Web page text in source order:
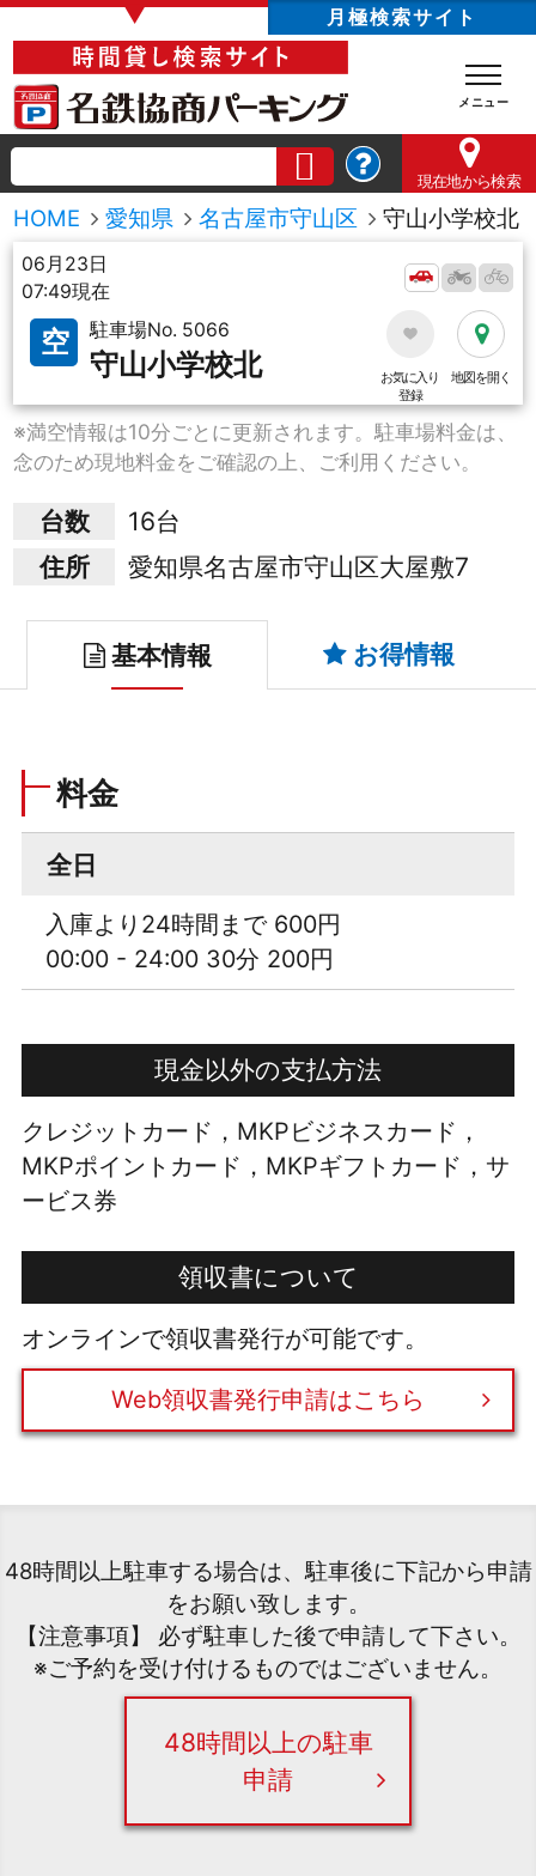
▼ 月極検索サイト
現在地から検索
HOME 愛知県 名古屋市守山区 守山小学校北
06月23日
07:49現在
空 駐車場No. 5066
守山小学校北
お気に入り
登録
地図を開く
※満空情報は10分ごとに更新されます。駐車場料金は、
念のため現地料金をご確認の上、ご利用ください。
台数
16台
住所
愛知県名古屋市守山区大屋敷7
基本情報 お得情報
料金
全日
入庫より24時間まで 600円
00:00 - 24:00 30分 200円
現金以外の支払方法
クレジットカード，MKPビジネスカード，
MKPポイントカード，MKPギフトカード，サ
ービス券
領収書について
オンラインで領収書発行が可能です。
Web領収書発行申請はこちら
48時間以上駐車する場合は、駐車後に下記から申請
をお願い致します。
【注意事項】 必ず駐車した後で申請して下さい。
※ご予約を受け付けるものではございません。
48時間以上の駐車
申請